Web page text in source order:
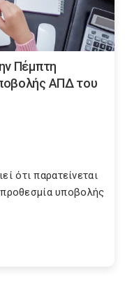
Πέμπτη
ΑΠΔ του
ότι παρατείνεται
υποβολής